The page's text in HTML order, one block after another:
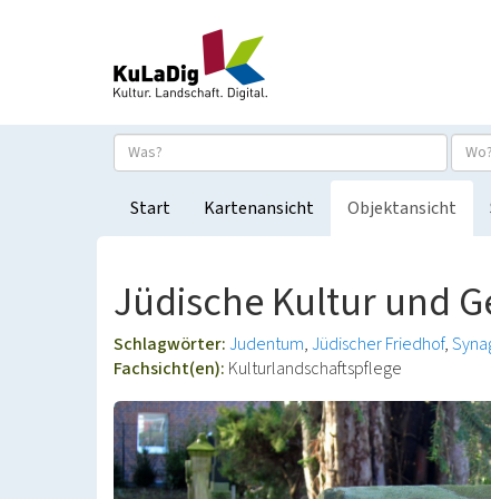
Start Kartenansicht Objektansicht
Jüdische Kultur und
Schlagwörter:Judentum Jüdischer Friedhof
Fachsicht(en): Kulturlandschaftspflege